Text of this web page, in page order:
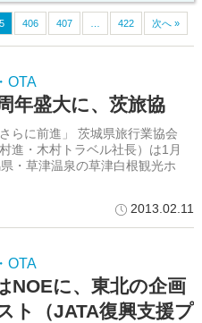
406 407 422 次へ »
OTA
年盛大に、茨旅協
らに前進」 茨城県旅行業協会
村進・木村トラベル社長）は1月
・草津温泉の草津白根観光ホ
2013.02.11
OTA
NOEに、東北の企画
ト（JATA復興支援プ